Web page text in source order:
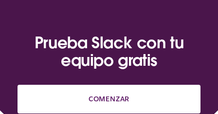
Prueba Slack con tu
equipo gratis
COMENZAR